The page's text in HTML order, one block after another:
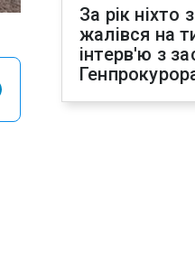
За рік ніхто
жалівся на
інтерв'ю з